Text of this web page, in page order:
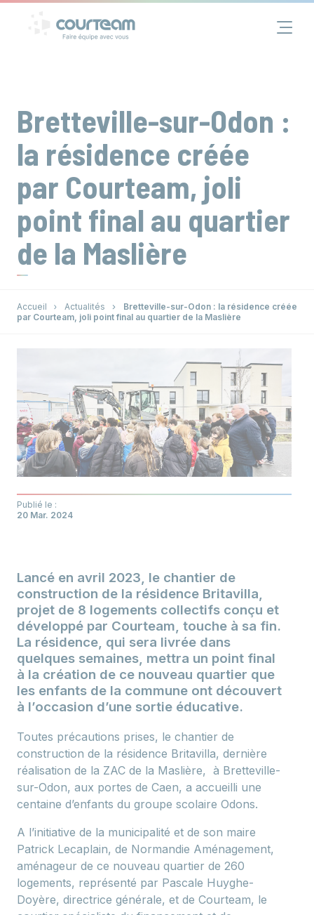
Assurance
Groupe
Actualités
Contact
Bretteville-sur-Odon :
la résidence créée
par Courteam, joli
point final au quartier
de la Maslière
Accueil Actualités
Bretteville-sur-Odon : la résidence créée
par Courteam, joli point final au quartier de la Maslière
Publié le :
20 Mar. 2024
Lancé en avril 2023, le chantier de
construction de la résidence Britavilla,
projet de 8 logements collectifs conçu et
développé par Courteam, touche à sa fin.
La résidence, qui sera livrée dans
quelques semaines, mettra un point final
à la création de ce nouveau quartier que
les enfants de la commune ont découvert
à l’occasion d’une sortie éducative.
Toutes précautions prises, le chantier de
construction de la résidence Britavilla, dernière
réalisation de la ZAC de la Maslière, à Bretteville-
sur-Odon, aux portes de Caen, a accueilli une
centaine d’enfants du groupe scolaire Odons.
A l’initiative de la municipalité et de son maire
Patrick Lecaplain, de Normandie Aménagement,
aménageur de ce nouveau quartier de 260
logements, représenté par Pascale Huyghe-
Doyère, directrice générale, et de Courteam, le
Panneau de gestion des cookies